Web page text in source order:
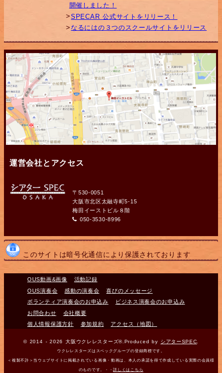
開催しました！
SPECAR 公式サイトをリリース！
なるにはの３つのスクールサイトをリリース
運営会社とアクセス
〒530-0051
大阪市北区太融寺町5-15
梅田イーストビル８階
050-3530-8996
このサイトは暗号化通信により保護されております
OUS動画&画像
活動記録
OUS演奏会
感動の演奏会
喜びのメッセージ
ボランティア演奏会のお申込み
ビジネス演奏会のお申込み
お問合わせ
会社概要
個人情報保護方針
参加規約 アクセス（地図）
© 2014 - 2026 大阪ウクレレスターズ®.Produced by シアターSPEC
ウクレレスターズはスペックグループの登録商標です。
＜複製不許＞当ウェブサイトに掲載されている画像・動画は、本人の承諾を得て作成している実際の会員様
のものです。・・詳しくはこちら